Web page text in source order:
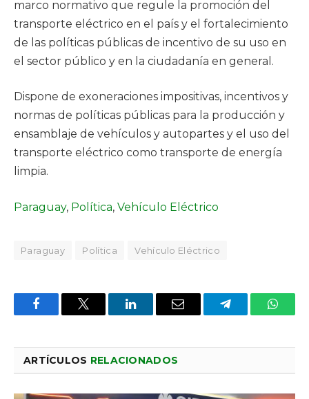
marco normativo que regule la promoción del
transporte eléctrico en el país y el fortalecimiento
de las políticas públicas de incentivo de su uso en
el sector público y en la ciudadanía en general.
Dispone de exoneraciones impositivas, incentivos y
normas de políticas públicas para la producción y
ensamblaje de vehículos y autopartes y el uso del
transporte eléctrico como transporte de energía
limpia.
Paraguay, Política, Vehículo Eléctrico
Paraguay Política Vehículo Eléctrico
FacebookX LinkedInEmail Telegram
ARTÍCULOS RELACIONADOS